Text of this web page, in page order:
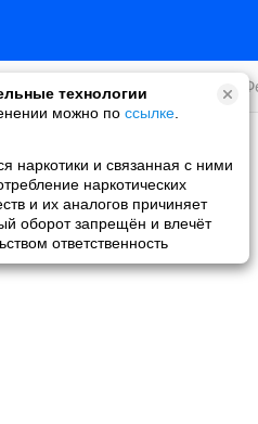
технологии
можно по ссылке
наркотики и связанная с ними
наркотических
и их аналогов причиняет
оборот запрещён и влечёт
ответственность
не найдено